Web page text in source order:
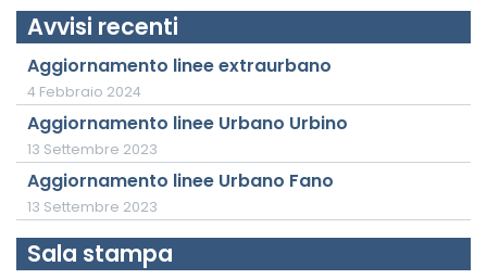
Avvisi recenti
Aggiornamento linee extraurbano
4 Febbraio 2024
Aggiornamento linee Urbano Urbino
13 Settembre 2023
Aggiornamento linee Urbano Fano
13 Settembre 2023
Sala stampa